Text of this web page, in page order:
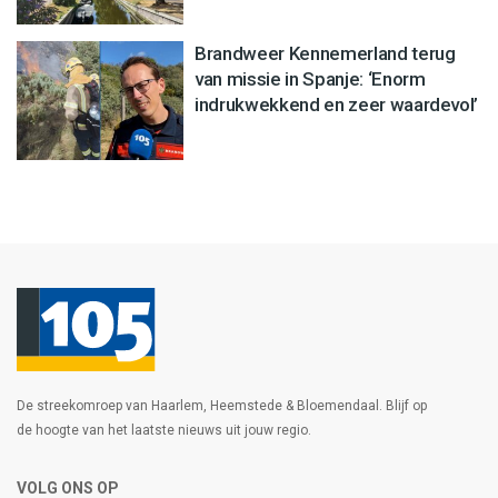
Brandweer Kennemerland terug
van missie in Spanje: ‘Enorm
indrukwekkend en zeer waardevol’
De streekomroep van Haarlem, Heemstede & Bloemendaal. Blijf op
de hoogte van het laatste nieuws uit jouw regio.
VOLG ONS OP